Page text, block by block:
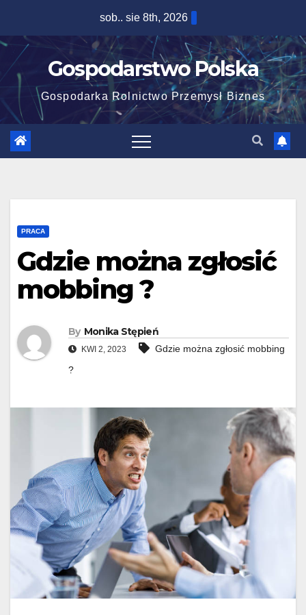
content
sob.. sie 8th, 2026
Gospodarstwo Polska
Gospodarka Rolnictwo Przemysł Biznes
PRACA
Gdzie można zgłosić
mobbing ?
By Monika Stępień
KWI 2, 2023
Gdzie można zgłosić mobbing
?